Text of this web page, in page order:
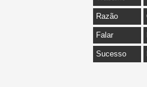
Razão
Falar
Sucesso